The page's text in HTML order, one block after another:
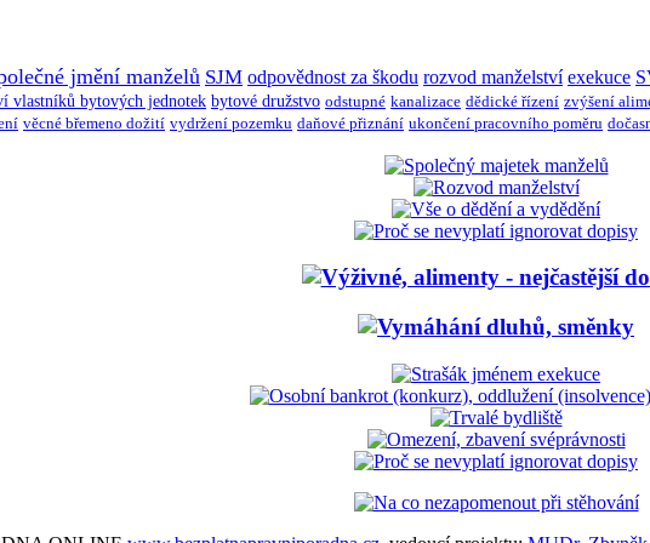
jmění manželů SJM odpovědnost za škodu rozvod manželství exekuce
vlastníků bytových jednotek bytové družstvo odstupné kanalizace dědické řízení zvýšení
věcné břemeno dožití vydržení pozemku daňové přiznání ukončení pracovního poměru